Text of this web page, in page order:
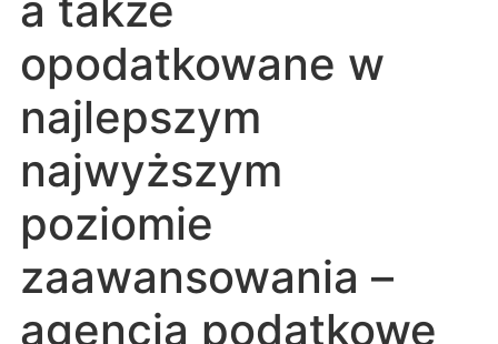
opodatkowane w
najlepszym
najwyższym
poziomie
zaawansowania –
agencja podatkowe